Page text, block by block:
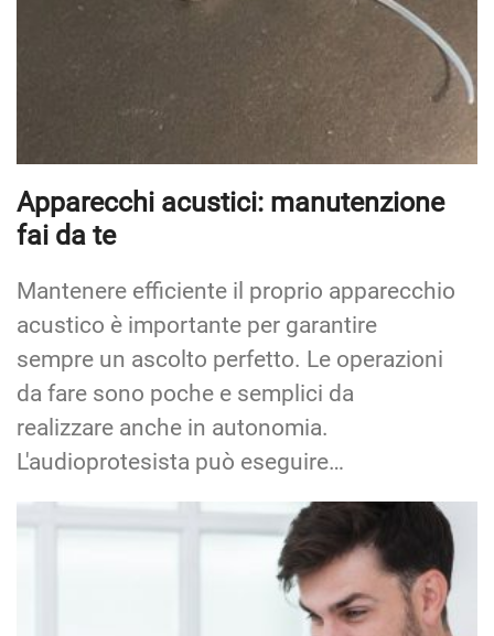
Apparecchi acustici: manutenzione
fai da te
Mantenere efficiente il proprio apparecchio
acustico è importante per garantire
sempre un ascolto perfetto. Le operazioni
da fare sono poche e semplici da
realizzare anche in autonomia.
L'audioprotesista può eseguire…